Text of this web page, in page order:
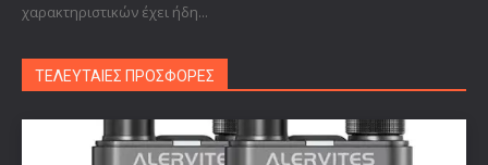
χαρακτηριστικών έχει ήδη...
ΤΕΛΕΥΤΑΙΕΣ ΠΡΟΣΦΟΡΕΣ